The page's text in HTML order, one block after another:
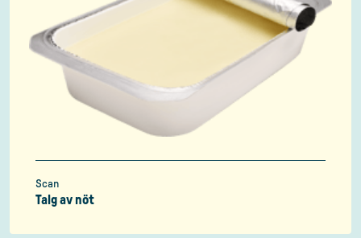
Scan
Talg av nöt